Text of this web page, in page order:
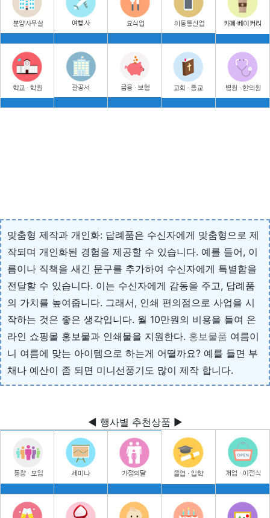
맞춤형 제작과 개인화: 답례품은 수신자에게 맞춤형으로 제
작되며 개인화된 경험을 제공할 수 있습니다. 예를 들어, 이
름이나 직책을 새긴 문구를 추가하여 수신자에게 특별함을
전달할 수 있습니다. 이는 수신자에게 감동을 주고, 답례품
의 가치를 높여줍니다. 그래서, 인쇄 편의점으로 사업을 시
작하는 것은 좋은 생각입니다. 월 10만원의 비용을 들여 온
라인 쇼핑몰 홍보물과 인쇄물을 지원한다. 홍보물품 여름이
니 여름에 맞는 아이템으로 하는게 어떨까요? 예를 들면 부
채나 예산이 좀 되면 미니선풍기도 많이 제작 합니다.
◀ 행사별 추천상품 ▶